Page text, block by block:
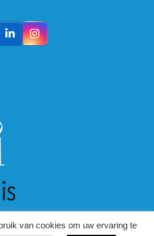
LinkedInInstagram
van cookies om uw ervaring te